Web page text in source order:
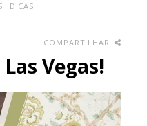
DICAS
COMPARTILHAR
Vegas!